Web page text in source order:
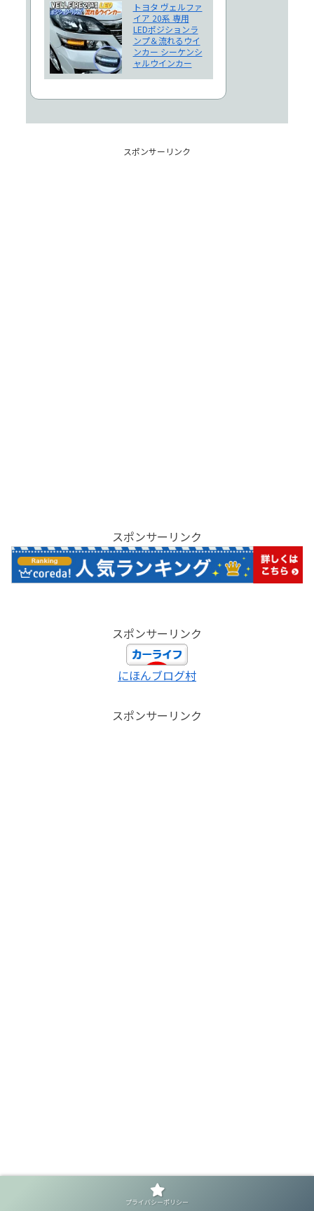
トヨタ ヴェルファ
イア 20系 専用
LEDポジションラ
ンプ＆流れるウイ
ンカー シーケンシ
ャルウインカー
スポンサーリンク
スポンサーリンク
スポンサーリンク
にほんブログ村
スポンサーリンク
プライバシーポリシー